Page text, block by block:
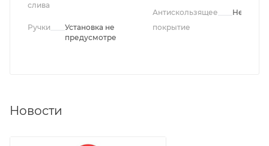
слива
Ручки
Установка не
предусмотрена
Антискользящее
покрытие
Нет
Новости